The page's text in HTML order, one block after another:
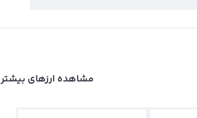
مشاهده ارزهای بیشتر